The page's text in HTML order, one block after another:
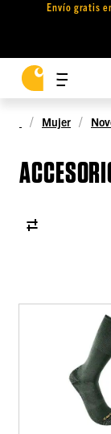
Envío gratis
Mujer